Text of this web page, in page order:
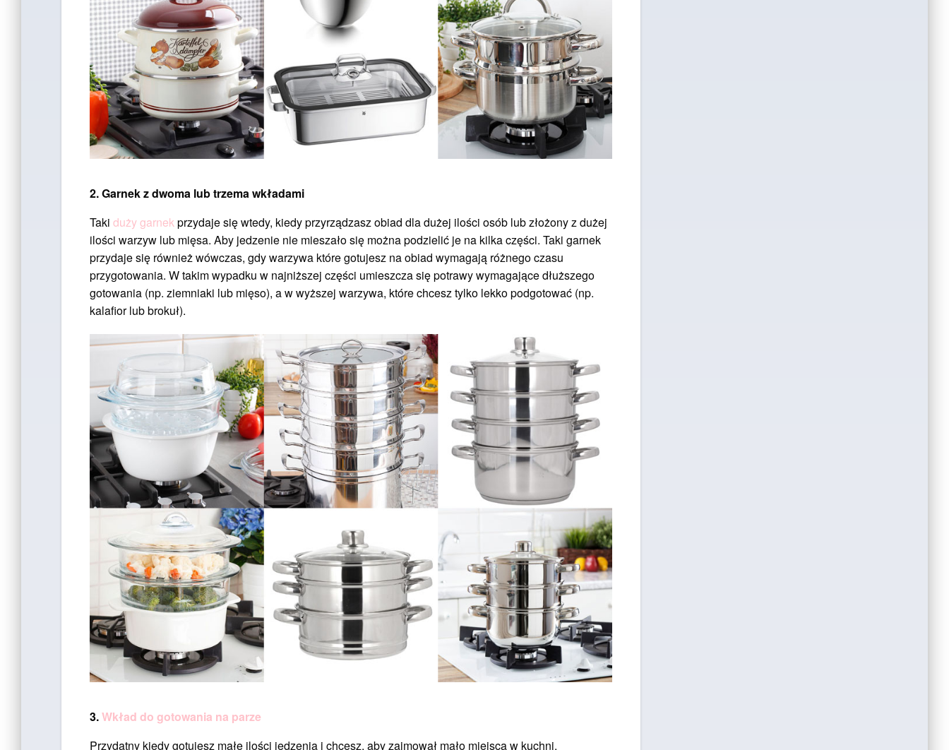
2. Garnek z dwoma lub trzema wkładami
Taki duży garnek przydaje się wtedy, kiedy przyrządzasz obiad dla dużej ilości osób lub złożony z dużej
ilości warzyw lub mięsa. Aby jedzenie nie mieszało się można podzielić je na kilka części. Taki garnek
przydaje się również wówczas, gdy warzywa które gotujesz na obiad wymagają różnego czasu
przygotowania. W takim wypadku w najniższej części umieszcza się potrawy wymagające dłuższego
gotowania (np. ziemniaki lub mięso), a w wyższej warzywa, które chcesz tylko lekko podgotować (np.
kalafior lub brokuł).
3.Wkład do gotowania na parze
Przydatny kiedy gotujesz małe ilości jedzenia i chcesz, aby zajmował mało miejsca w kuchni.